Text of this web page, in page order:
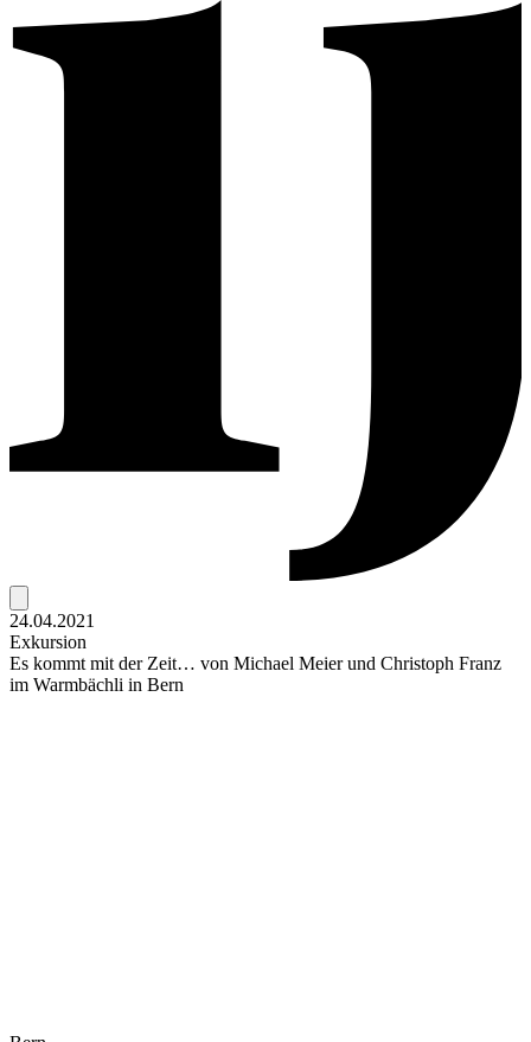
24.04.2021
Exkursion
Es kommt mit der Zeit… von Michael Meier und Christoph Franz
im Warmbächli in Bern